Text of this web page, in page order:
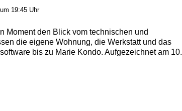
19:45 Uhr
Moment den Blick vom technischen und
die eigene Wohnung, die Werkstatt und das
bis zu Marie Kondo. Aufgezeichnet am 10.